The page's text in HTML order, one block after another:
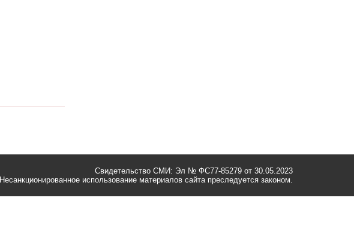
Свидетельство СМИ: Эл № ФС77-85279 от 30.05.2023
Несанкционированное использование материалов сайта преследуется законом.